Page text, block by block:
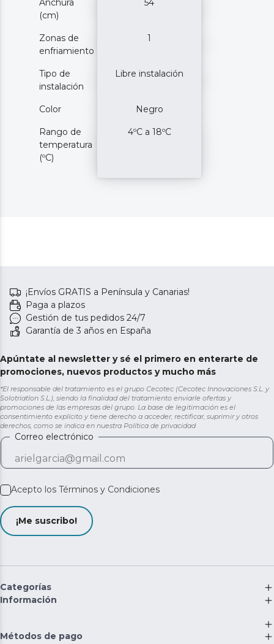
Anchura
(cm)
54
Zonas de
enfriamiento
1
Tipo de
instalación
Libre instalación
Color Negro
Rango de
temperatura
(ºC)
4ºC a 18ºC
¡Envíos GRATIS a Península y Canarias!
Paga a plazos
Gestión de tus pedidos 24/7
Garantía de 3 años en España
Apúntate al newsletter y sé el primero en enterarte de
promociones, nuevos productos y mucho más
*El responsable del tratamiento es el grupo Cecotec (Cecotec Innovaciones S.L. y
Solotriatlon S.L.), siendo la finalidad del tratamiento enviarle ofertas y
promociones de las empresas del grupo. La base de legitimación es el
consentimiento explícito y tiene derecho a acceder, rectificar, suprimir y otros
derechos, como se indica en nuestra Política de privacidad
Correo electrónico
Acepto los Términos y Condiciones
¡Me suscribo!
Categorías
Información
Métodos de pago